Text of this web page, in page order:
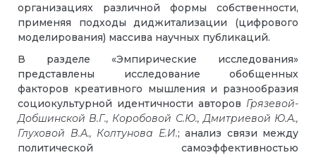
организациях различной формы собственности,
применяя подходы диджитализации (цифрового
моделирования) массива научных публикаций.
В разделе «Эмпирические исследования»
представлены исследование обобщенных
факторов креативного мышления и разнообразия
социокультурной идентичности авторов Грязевой-
Добшинской В.Г., Коробовой С.Ю., Дмитриевой Ю.А.,
Глуховой В.А., Колтунова Е.И.; анализ связи между
политической самоэффективностью